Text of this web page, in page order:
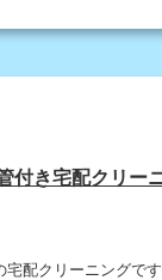
付き宅配クリー
配クリーニングです